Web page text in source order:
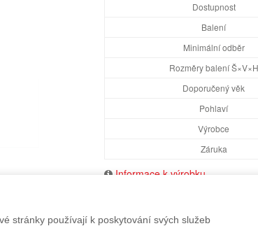
Dostupnost
Balení
Minimální odběr
Rozměry balení Š×V×H
Doporučený věk
Pohlaví
Výrobce
Záruka
Informace k výrobku
stránky používají k poskytování svých služeb